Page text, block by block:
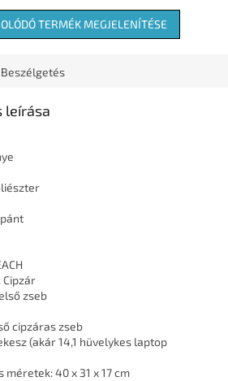
TERMÉK MEGJELENÍTÉSE
Beszélgetés
leírása
Cipzár
zseb
cipzáras zseb
(akár 14,1 hüvelykes laptop
méretek: 40 x 31 x 17 cm